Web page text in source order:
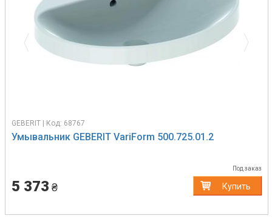
Previous
GEBERIT | Код: 68767
Умывальник GEBERIT VariForm 500.725.01.2
Под заказ
5 373 ₴ Купить